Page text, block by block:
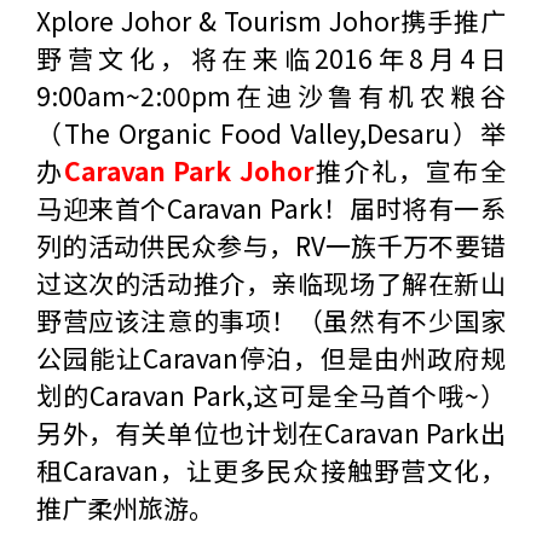
Xplore Johor & Tourism Johor携手推广
野营文化，将在来临2016年8月4日
9:00am~2:00pm在迪沙鲁有机农粮谷
（The Organic Food Valley,Desaru）举
办Caravan Park Johor推介礼，宣布全
马迎来首个Caravan Park！届时将有一系
列的活动供民众参与，RV一族千万不要错
过这次的活动推介，亲临现场了解在新山
野营应该注意的事项！（虽然有不少国家
公园能让Caravan停泊，但是由州政府规
划的Caravan Park,这可是全马首个哦~）
另外，有关单位也计划在Caravan Park出
租Caravan，让更多民众接触野营文化，
推广柔州旅游。